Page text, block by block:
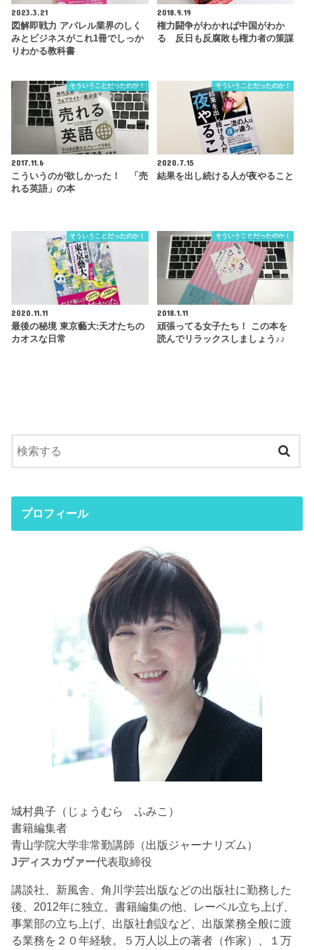
2023.3.21
図解即戦力 アパレル業界のしく
みとビジネスがこれ1冊でしっか
りわかる教科書
2018.9.19
権力闘争がわかれば中国がわか
る 反日も反腐敗も権力者の策謀
そういうことだったのか！
2017.11.6
こういうのが欲しかった！ 「売
れる英語」の本
そういうことだったのか！
2020.7.15
結果を出し続ける人が夜やること
そういうことだったのか！
2020.11.11
最後の秘境 東京藝大:天才たちの
カオスな日常
そういうことだったのか！
2018.1.11
頑張ってる女子たち！ この本を
読んでリラックスしましょう♪♪
プロフィール
城村典子（じょうむら ふみこ）
書籍編集者
青山学院大学非常勤講師（出版ジャーナリズム）
Jディスカヴァー代表取締役
講談社、新風舎、角川学芸出版などの出版社に勤務した
後、2012年に独立。書籍編集の他、レーベル立ち上げ、
事業部の立ち上げ、出版社創設など、出版業務全般に渡
る業務を２０年経験。５万人以上の著者（作家）、１万